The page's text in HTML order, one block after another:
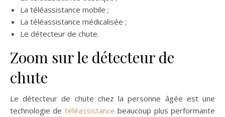
La téléassistance mobile ;
La téléassistance médicalisée ;
Le détecteur de chute.
Zoom sur le détecteur de
chute
Le détecteur de chute chez la personne âgée est une
technologie de téléassistance beaucoup plus performante